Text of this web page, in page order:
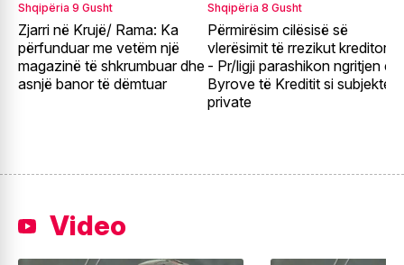
Shqipëria 9 Gusht
Zjarri në Krujë/ Rama: Ka
përfunduar me vetëm një
magazinë të shkrumbuar dhe
asnjë banor të dëmtuar
Shqipëria 8 Gusht
Përmirësim cilësisë së
vlerësimit të rrezikut kreditor
- Pr/ligji parashikon ngritjen e
Byrove të Kreditit si subjekte
private
Video